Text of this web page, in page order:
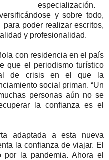
especialización.
y sobre todo,
poder realizar escritos,
y profesionalidad.
con residencia en el país
que el periodismo turístico
de crisis en el que la
social priman. “Un
personas aún no se
la confianza es el
adaptada a esta nueva
la confianza de viajar. El
por la pandemia. Ahora el